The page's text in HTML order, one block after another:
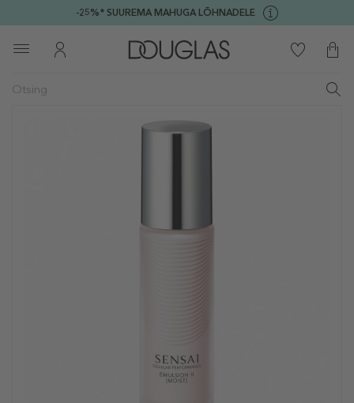
-25%* SUUREMA MAHUGA LÕHNADELE